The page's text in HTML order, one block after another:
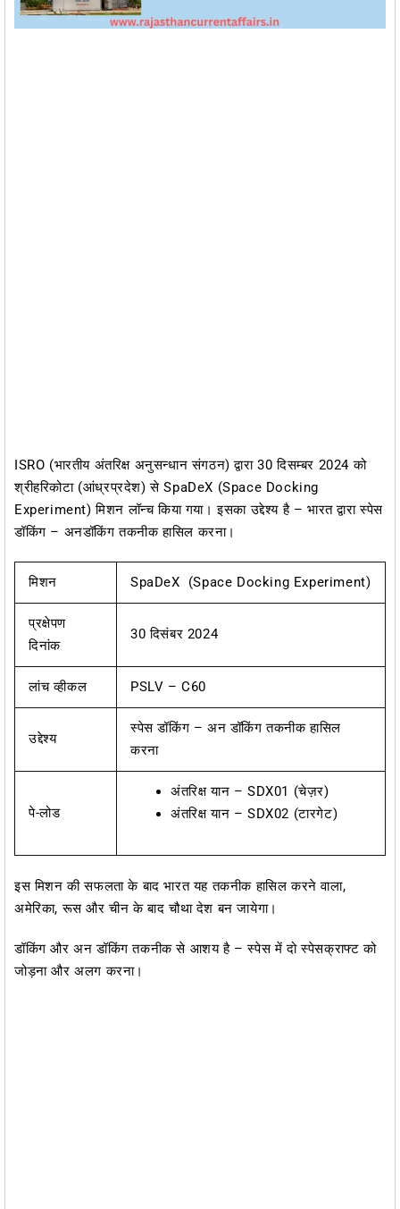
ISRO (भारतीय अंतरिक्ष अनुसन्धान संगठन) द्वारा 30 दिसम्बर 2024 को
श्रीहरिकोटा (आंध्रप्रदेश) से SpaDeX (Space Docking
Experiment) मिशन लॉन्च किया गया। इसका उद्देश्य है – भारत द्वारा स्पेस
डॉकिंग – अनडॉकिंग तकनीक हासिल करना।
मिशन SpaDeX (Space Docking Experiment)
प्रक्षेपण
दिनांक
30 दिसंबर 2024
लांच व्हीकल PSLV – C60
उद्देश्य
स्पेस डॉकिंग – अन डॉकिंग तकनीक हासिल
करना
पे-लोड
अंतरिक्ष यान – SDX01 (चेज़र)
अंतरिक्ष यान – SDX02 (टारगेट)
इस मिशन की सफलता के बाद भारत यह तकनीक हासिल करने वाला,
अमेरिका, रूस और चीन के बाद चौथा देश बन जायेगा।
डॉकिंग और अन डॉकिंग तकनीक से आशय है – स्पेस में दो स्पेसक्राफ्ट को
जोड़ना और अलग करना।